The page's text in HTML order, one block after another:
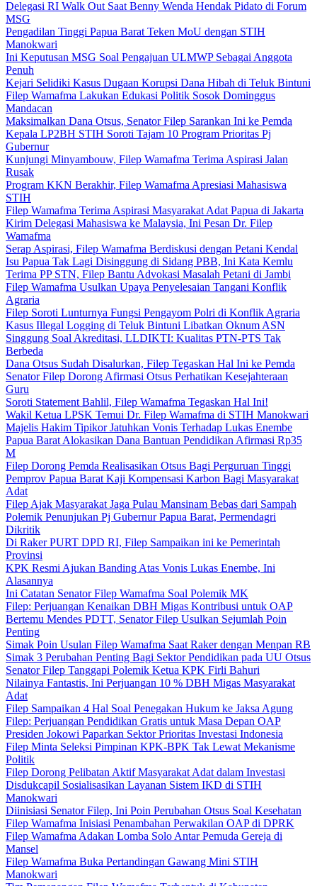
Delegasi RI Walk Out Saat Benny Wenda Hendak Pidato di Forum
MSG
Pengadilan Tinggi Papua Barat Teken MoU dengan STIH
Manokwari
Ini Keputusan MSG Soal Pengajuan ULMWP Sebagai Anggota
Penuh
Kejari Selidiki Kasus Dugaan Korupsi Dana Hibah di Teluk Bintuni
Filep Wamafma Lakukan Edukasi Politik Sosok Dominggus
Mandacan
Maksimalkan Dana Otsus, Senator Filep Sarankan Ini ke Pemda
Kepala LP2BH STIH Soroti Tajam 10 Program Prioritas Pj
Gubernur
Kunjungi Minyambouw, Filep Wamafma Terima Aspirasi Jalan
Rusak
Program KKN Berakhir, Filep Wamafma Apresiasi Mahasiswa
STIH
Filep Wamafma Terima Aspirasi Masyarakat Adat Papua di Jakarta
Kirim Delegasi Mahasiswa ke Malaysia, Ini Pesan Dr. Filep
Wamafma
Serap Aspirasi, Filep Wamafma Berdiskusi dengan Petani Kendal
Isu Papua Tak Lagi Disinggung di Sidang PBB, Ini Kata Kemlu
Terima PP STN, Filep Bantu Advokasi Masalah Petani di Jambi
Filep Wamafma Usulkan Upaya Penyelesaian Tangani Konflik
Agraria
Filep Soroti Lunturnya Fungsi Pengayom Polri di Konflik Agraria
Kasus Illegal Logging di Teluk Bintuni Libatkan Oknum ASN
Singgung Soal Akreditasi, LLDIKTI: Kualitas PTN-PTS Tak
Berbeda
Dana Otsus Sudah Disalurkan, Filep Tegaskan Hal Ini ke Pemda
Senator Filep Dorong Afirmasi Otsus Perhatikan Kesejahteraan
Guru
Soroti Statement Bahlil, Filep Wamafma Tegaskan Hal Ini!
Wakil Ketua LPSK Temui Dr. Filep Wamafma di STIH Manokwari
Majelis Hakim Tipikor Jatuhkan Vonis Terhadap Lukas Enembe
Papua Barat Alokasikan Dana Bantuan Pendidikan Afirmasi Rp35
M
Filep Dorong Pemda Realisasikan Otsus Bagi Perguruan Tinggi
Pemprov Papua Barat Kaji Kompensasi Karbon Bagi Masyarakat
Adat
Filep Ajak Masyarakat Jaga Pulau Mansinam Bebas dari Sampah
Polemik Penunjukan Pj Gubernur Papua Barat, Permendagri
Dikritik
Di Raker PURT DPD RI, Filep Sampaikan ini ke Pemerintah
Provinsi
KPK Resmi Ajukan Banding Atas Vonis Lukas Enembe, Ini
Alasannya
Ini Catatan Senator Filep Wamafma Soal Polemik MK
Filep: Perjuangan Kenaikan DBH Migas Kontribusi untuk OAP
Bertemu Mendes PDTT, Senator Filep Usulkan Sejumlah Poin
Penting
Simak Poin Usulan Filep Wamafma Saat Raker dengan Menpan RB
Simak 3 Perubahan Penting Bagi Sektor Pendidikan pada UU Otsus
Senator Filep Tanggapi Polemik Ketua KPK Firli Bahuri
Nilainya Fantastis, Ini Perjuangan 10 % DBH Migas Masyarakat
Adat
Filep Sampaikan 4 Hal Soal Penegakan Hukum ke Jaksa Agung
Filep: Perjuangan Pendidikan Gratis untuk Masa Depan OAP
Presiden Jokowi Paparkan Sektor Prioritas Investasi Indonesia
Filep Minta Seleksi Pimpinan KPK-BPK Tak Lewat Mekanisme
Politik
Filep Dorong Pelibatan Aktif Masyarakat Adat dalam Investasi
Disdukcapil Sosialisasikan Layanan Sistem IKD di STIH
Manokwari
Diinisiasi Senator Filep, Ini Poin Perubahan Otsus Soal Kesehatan
Filep Wamafma Inisiasi Penambahan Perwakilan OAP di DPRK
Filep Wamafma Adakan Lomba Solo Antar Pemuda Gereja di
Mansel
Filep Wamafma Buka Pertandingan Gawang Mini STIH
Manokwari